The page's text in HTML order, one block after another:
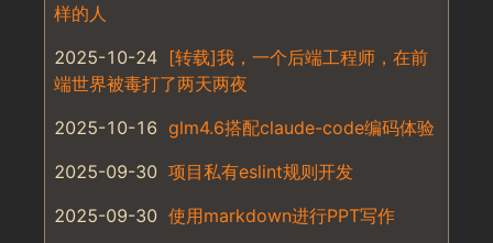
样的人
2025-10-24 [转载]我，一个后端工程师，在前
端世界被毒打了两天两夜
2025-10-16 glm4.6搭配claude-code编码体验
2025-09-30 项目私有eslint规则开发
2025-09-30 使用markdown进行PPT写作